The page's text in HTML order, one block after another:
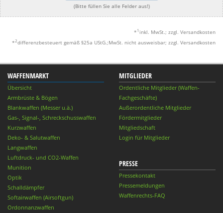
(Bitte füllen Sie alle Felder aus!)
* 1 inkl. MwSt.; zzgl. Versandkosten
*2differenzbesteuert gemäß §25a UStG.;MwSt. nicht ausweisbar; zzgl. Versandkosten
WAFFENMARKT
Übersicht
Armbrüste & Bögen
Blankwaffen (Messer u.ä.)
Gas-, Signal-, Schreckschusswaffen
Kurzwaffen
Deko- & Salutwaffen
Langwaffen
Luftdruck- und CO2-Waffen
Munition
Optik
Schalldämpfer
Softairwaffen (Airsoftgun)
Ordonnanzwaffen
MITGLIEDER
Ordentliche Mitglieder (Waffen-
Fachgeschäfte)
Außerordentliche Mitglieder
Fördermitglieder
Mitgliedschaft
Login für Mitglieder
PRESSE
Pressekontakt
Pressemeldungen
Waffenrechts-FAQ